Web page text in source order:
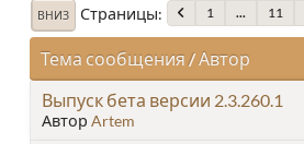
ВНИЗ Страницы 1 ... 11
Тема сообщения / Автор
Выпуск бета версии 2.3.260.1
Автор Artem